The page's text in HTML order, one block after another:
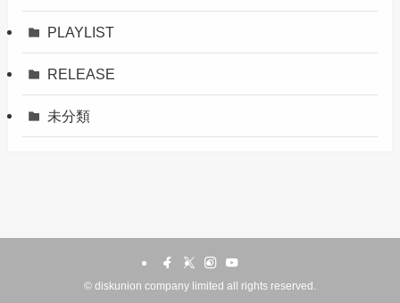
PLAYLIST
RELEASE
未分類
© diskunion company limited all rights reserved.